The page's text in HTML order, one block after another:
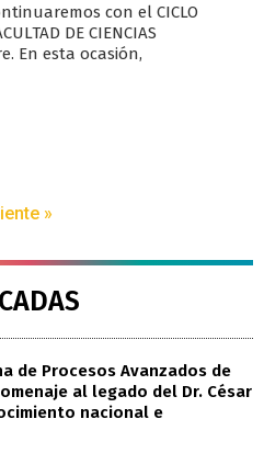
con el CICLO
DE CIENCIAS
En esta ocasión,
»
de Procesos Avanzados de
al legado del Dr. César
nacional e